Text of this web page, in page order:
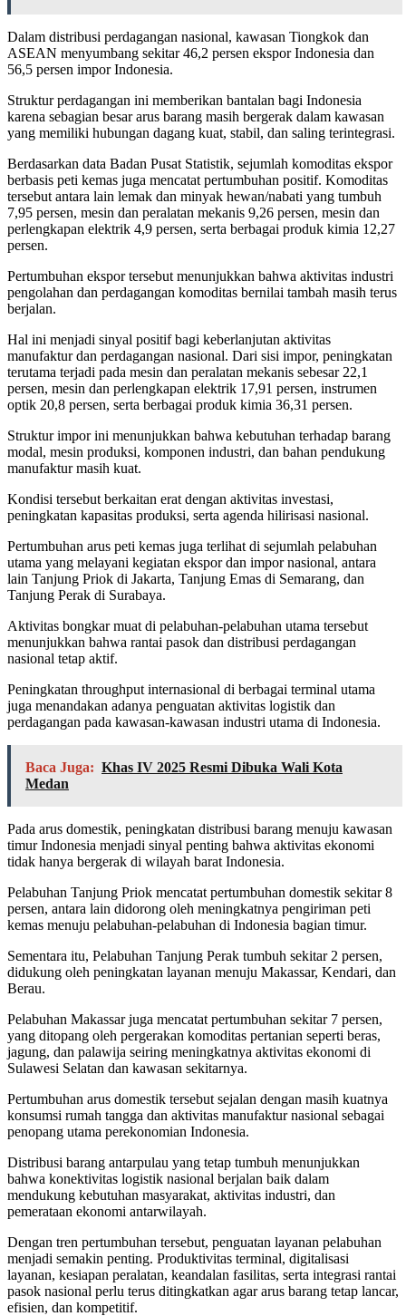
Dalam distribusi perdagangan nasional, kawasan Tiongkok dan
ASEAN menyumbang sekitar 46,2 persen ekspor Indonesia dan
56,5 persen impor Indonesia.
Struktur perdagangan ini memberikan bantalan bagi Indonesia
karena sebagian besar arus barang masih bergerak dalam kawasan
yang memiliki hubungan dagang kuat, stabil, dan saling terintegrasi.
Berdasarkan data Badan Pusat Statistik, sejumlah komoditas ekspor
berbasis peti kemas juga mencatat pertumbuhan positif. Komoditas
tersebut antara lain lemak dan minyak hewan/nabati yang tumbuh
7,95 persen, mesin dan peralatan mekanis 9,26 persen, mesin dan
perlengkapan elektrik 4,9 persen, serta berbagai produk kimia 12,27
persen.
Pertumbuhan ekspor tersebut menunjukkan bahwa aktivitas industri
pengolahan dan perdagangan komoditas bernilai tambah masih terus
berjalan.
Hal ini menjadi sinyal positif bagi keberlanjutan aktivitas
manufaktur dan perdagangan nasional. Dari sisi impor, peningkatan
terutama terjadi pada mesin dan peralatan mekanis sebesar 22,1
persen, mesin dan perlengkapan elektrik 17,91 persen, instrumen
optik 20,8 persen, serta berbagai produk kimia 36,31 persen.
Struktur impor ini menunjukkan bahwa kebutuhan terhadap barang
modal, mesin produksi, komponen industri, dan bahan pendukung
manufaktur masih kuat.
Kondisi tersebut berkaitan erat dengan aktivitas investasi,
peningkatan kapasitas produksi, serta agenda hilirisasi nasional.
Pertumbuhan arus peti kemas juga terlihat di sejumlah pelabuhan
utama yang melayani kegiatan ekspor dan impor nasional, antara
lain Tanjung Priok di Jakarta, Tanjung Emas di Semarang, dan
Tanjung Perak di Surabaya.
Aktivitas bongkar muat di pelabuhan-pelabuhan utama tersebut
menunjukkan bahwa rantai pasok dan distribusi perdagangan
nasional tetap aktif.
Peningkatan throughput internasional di berbagai terminal utama
juga menandakan adanya penguatan aktivitas logistik dan
perdagangan pada kawasan-kawasan industri utama di Indonesia.
Baca Juga: Khas IV 2025 Resmi Dibuka Wali Kota
Medan
Pada arus domestik, peningkatan distribusi barang menuju kawasan
timur Indonesia menjadi sinyal penting bahwa aktivitas ekonomi
tidak hanya bergerak di wilayah barat Indonesia.
Pelabuhan Tanjung Priok mencatat pertumbuhan domestik sekitar 8
persen, antara lain didorong oleh meningkatnya pengiriman peti
kemas menuju pelabuhan-pelabuhan di Indonesia bagian timur.
Sementara itu, Pelabuhan Tanjung Perak tumbuh sekitar 2 persen,
didukung oleh peningkatan layanan menuju Makassar, Kendari, dan
Berau.
Pelabuhan Makassar juga mencatat pertumbuhan sekitar 7 persen,
yang ditopang oleh pergerakan komoditas pertanian seperti beras,
jagung, dan palawija seiring meningkatnya aktivitas ekonomi di
Sulawesi Selatan dan kawasan sekitarnya.
Pertumbuhan arus domestik tersebut sejalan dengan masih kuatnya
konsumsi rumah tangga dan aktivitas manufaktur nasional sebagai
penopang utama perekonomian Indonesia.
Distribusi barang antarpulau yang tetap tumbuh menunjukkan
bahwa konektivitas logistik nasional berjalan baik dalam
mendukung kebutuhan masyarakat, aktivitas industri, dan
pemerataan ekonomi antarwilayah.
Dengan tren pertumbuhan tersebut, penguatan layanan pelabuhan
menjadi semakin penting. Produktivitas terminal, digitalisasi
layanan, kesiapan peralatan, keandalan fasilitas, serta integrasi rantai
pasok nasional perlu terus ditingkatkan agar arus barang tetap lancar,
efisien, dan kompetitif.